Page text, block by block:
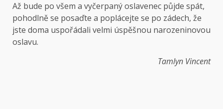
Až bude po všem a vyčerpaný oslavenec půjde spát,
pohodlně se posaďte a poplácejte se po zádech, že
jste doma uspořádali velmi úspěšnou narozeninovou
oslavu.
Tamlyn Vincent